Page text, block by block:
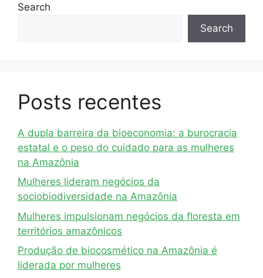
Search
Search
Posts recentes
A dupla barreira da bioeconomia: a burocracia
estatal e o peso do cuidado para as mulheres
na Amazônia
Mulheres lideram negócios da
sociobiodiversidade na Amazônia
Mulheres impulsionam negócios da floresta em
territórios amazônicos
Produção de biocosmético na Amazônia é
liderada por mulheres